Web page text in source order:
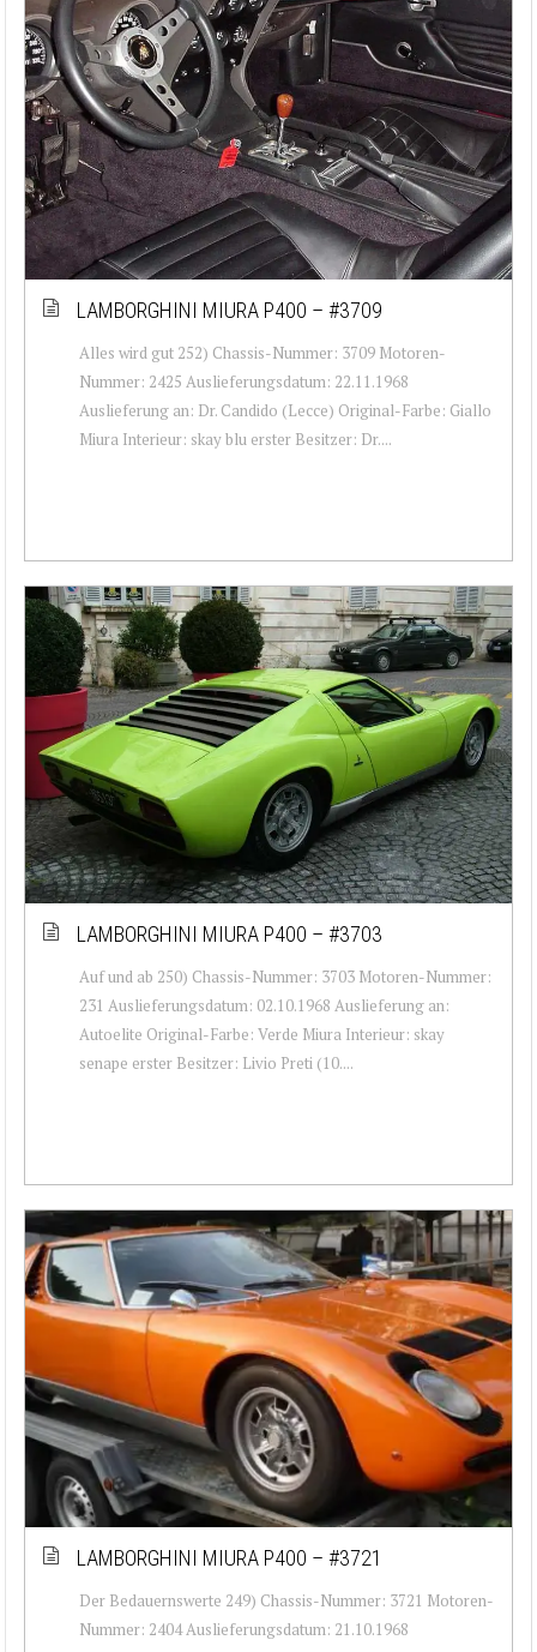
LAMBORGHINI MIURA P400 – #3709
Alles wird gut 252) Chassis-Nummer: 3709 Motoren-
Nummer: 2425 Auslieferungsdatum: 22.11.1968
Auslieferung an: Dr. Candido (Lecce) Original-Farbe: Giallo
Miura Interieur: skay blu erster Besitzer: Dr....
LAMBORGHINI MIURA P400 – #3703
Auf und ab 250) Chassis-Nummer: 3703 Motoren-Nummer:
231 Auslieferungsdatum: 02.10.1968 Auslieferung an:
Autoelite Original-Farbe: Verde Miura Interieur: skay
senape erster Besitzer: Livio Preti (10....
LAMBORGHINI MIURA P400 – #3721
Der Bedauernswerte 249) Chassis-Nummer: 3721 Motoren-
Nummer: 2404 Auslieferungsdatum: 21.10.1968